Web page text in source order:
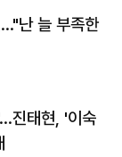
난 늘 부족한
진태현, '이숙